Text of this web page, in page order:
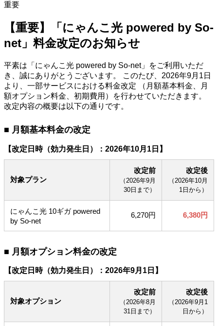
重要
【重要】「にゃんこ光 powered by So-
net」料金改定のお知らせ
平素は「にゃんこ光 powered by So-net」をご利用いただ
き、誠にありがとうございます。 このたび、2026年9月1日
より、一部サービスにおける料金改定 （月額基本料金、月
額オプション料金、初期費用）を行わせていただきます。
改定内容の概要は以下の通りです。
■ 月額基本料金の改定
【改定日時（効力発生日）：2026年10月1日】
対象プラン
改定前
（2026年9月
30日まで）
改定後
（2026年10月
1日から）
にゃんこ光 10ギガ powered
by So-net
6,270円 6,380円
■ 月額オプション料金の改定
【改定日時（効力発生日）：2026年9月1日】
対象オプション
改定前
（2026年8月
31日まで）
改定後
（2026年9月1
日から）